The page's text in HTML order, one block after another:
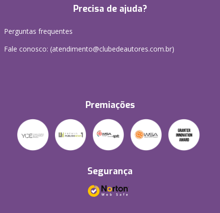
Precisa de ajuda?
Perguntas frequentes
Fale conosco: (atendimento@clubedeautores.com.br)
Premiações
Segurança